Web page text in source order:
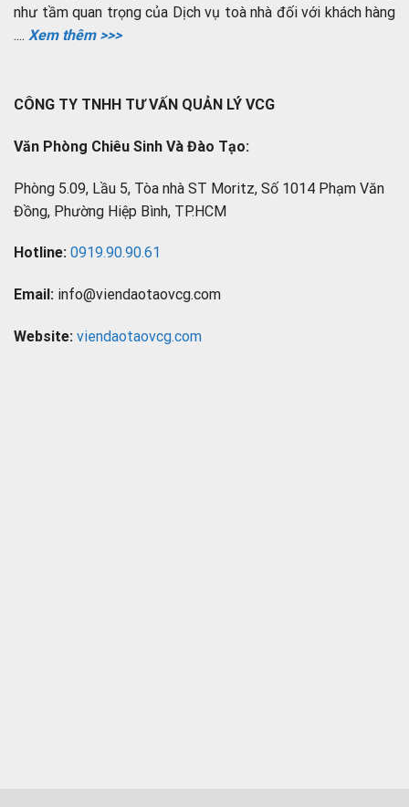
như tầm quan trọng của Dịch vụ toà nhà đối với khách hàng
.... Xem thêm >>>
CÔNG TY TNHH TƯ VẤN QUẢN LÝ VCG
Văn Phòng Chiêu Sinh Và Đào Tạo:
Phòng 5.09, Lầu 5, Tòa nhà ST Moritz, Số 1014 Phạm Văn
Đồng, Phường Hiệp Bình, TP.HCM
Hotline: 0919.90.90.61
Email: info@viendaotaovcg.com
Website: viendaotaovcg.com